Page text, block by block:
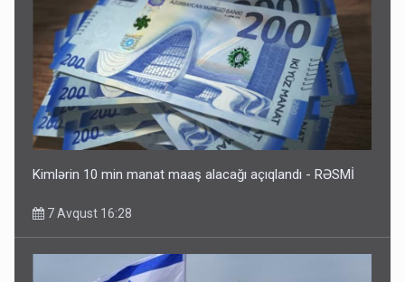
Kimlərin 10 min manat maaş alacağı açıqlandı - RƏSMİ
7 Avqust 16:28